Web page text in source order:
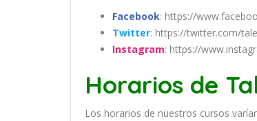
Facebook: https://
Twitter: https://twitter.com/
Instagram: https://
Horarios de
Los horarios de nuestros cursos varí